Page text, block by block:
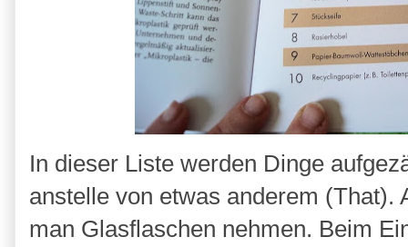
In dieser Liste werden Dinge
anstelle von etwas anderem (That).
man Glasflaschen nehmen. Beim